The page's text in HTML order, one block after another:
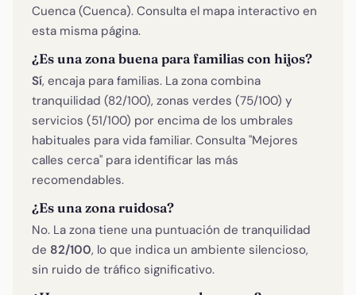
Cuenca (Cuenca). Consulta el mapa interactivo en
esta misma página.
¿Es una zona buena para familias con hijos?
Sí, encaja para familias. La zona combina
tranquilidad (82/100), zonas verdes (75/100) y
servicios (51/100) por encima de los umbrales
habituales para vida familiar. Consulta "Mejores
calles cerca" para identificar las más
recomendables.
¿Es una zona ruidosa?
No. La zona tiene una puntuación de tranquilidad
de 82/100, lo que indica un ambiente silencioso,
sin ruido de tráfico significativo.